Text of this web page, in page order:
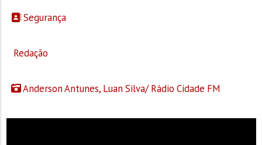
Segurança
Redação
Anderson Antunes, Luan Silva/ Rádio Cidade FM